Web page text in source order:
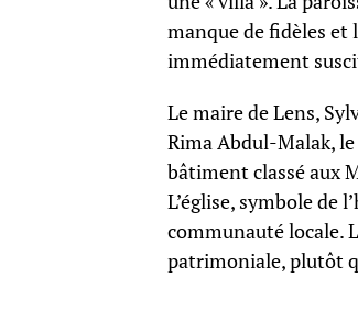
manque de fidèles et
immédiatement
Le maire de Lens,
Rima Abdul-Malak,
bâtiment classé aux
L’église, symbole
communauté locale.
patrimoniale, plutôt